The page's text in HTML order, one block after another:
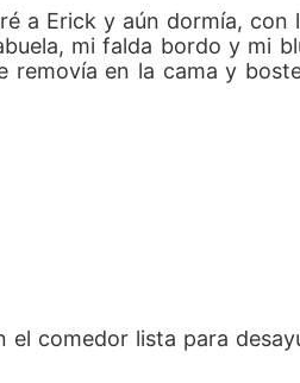
a Erick y aún dormía, con
mi falda bordo y mi
removía en la cama y
comedor lista para